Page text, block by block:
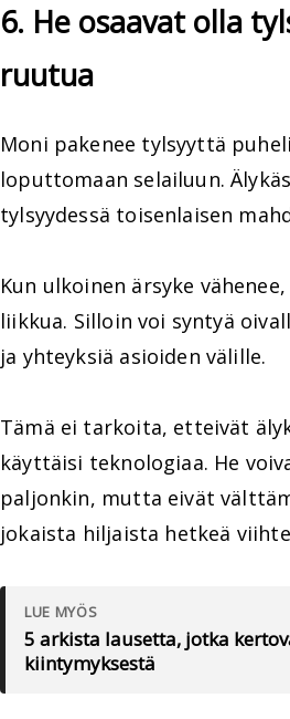
6. He osaavat olla
ruutua
Moni pakenee tylsyyttä
loputtomaan selailuun.
tylsyydessä toisenlaisen
Kun ulkoinen ärsyke
liikkua. Silloin voi syntyä
ja yhteyksiä asioiden välille.
Tämä ei tarkoita, etteivät
käyttäisi teknologiaa. He
paljonkin, mutta eivät
jokaista hiljaista hetkeä
LUE MYÖS
5 arkista lausetta, jotka
kiintymyksestä